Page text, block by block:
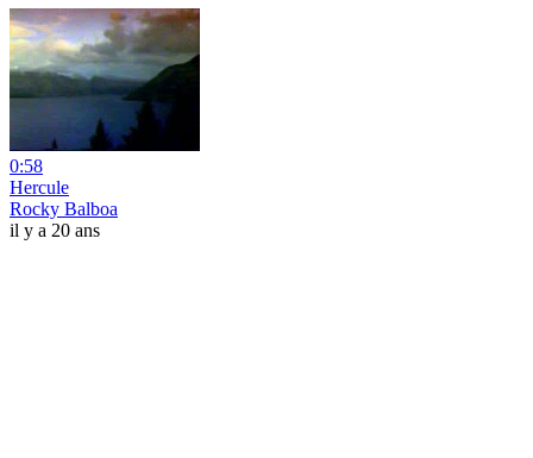
0:58
Hercule
Rocky Balboa
il y a 20 ans